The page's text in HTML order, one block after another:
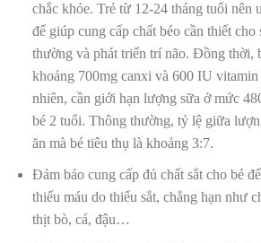
chắc khỏe. Trẻ từ 12-24 tháng tuổi nên
để giúp cung cấp chất béo cần thiết
thường và phát triển trí não. Đồng thời,
khoảng 700mg canxi và 600 IU
nhiên, cần giới hạn lượng sữa ở mức
bé 2 tuổi. Thông thường, tỷ lệ giữa
ăn mà bé tiêu thụ là khoảng 3:7.
Đảm bảo cung cấp đủ chất sắt cho bé
thiếu máu do thiếu sắt, chẳng hạn như
thịt bò, cá, đậu…